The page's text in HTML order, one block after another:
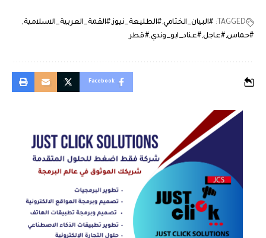
TAGGED: #البيان_الختامي #الطليعة_نيوز #القمة_العربية_الاسلامية
#حماس #عاجل #عناد_ابو_وندي#قطر
Facebook